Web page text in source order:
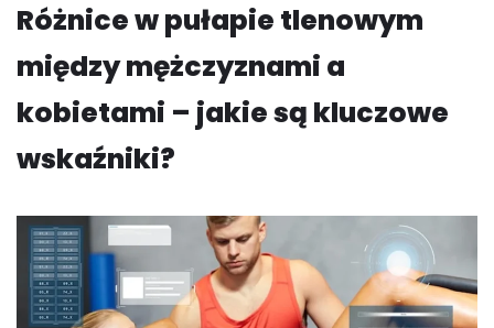
Różnice w pułapie tlenowym
między mężczyznami a
kobietami – jakie są kluczowe
wskaźniki?